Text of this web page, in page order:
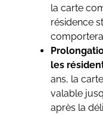
la carte
résidence
les
ans, la
valable
après la